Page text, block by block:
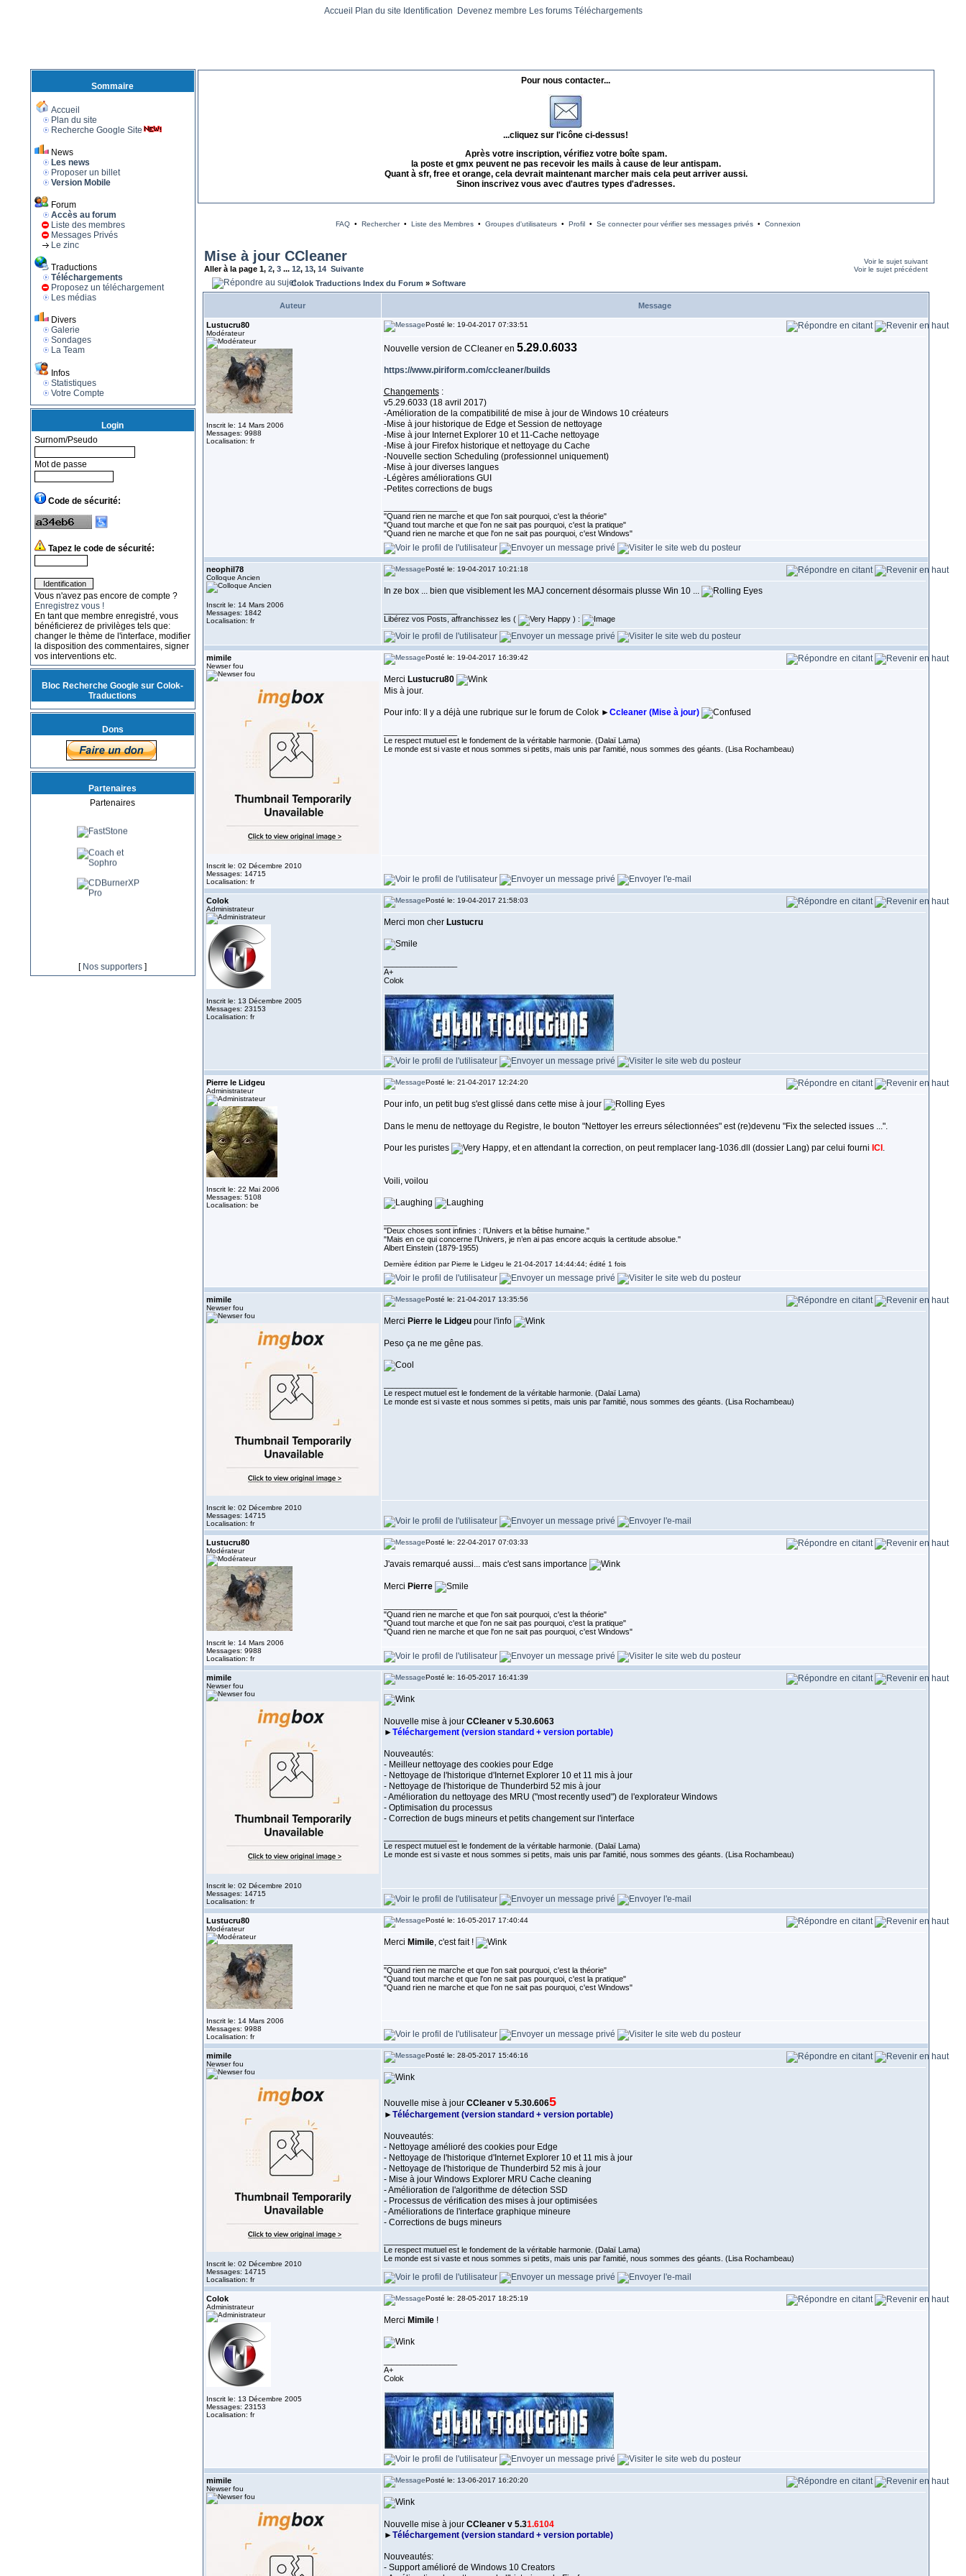
Accueil Plan du site Identification Devenez membre Les forums Téléchargements
Sommaire
Accueil
Plan du site
Recherche Google Site
News
Les news
Proposer un billet
Version Mobile
Forum
Accès au forum
Liste des membres
Messages Privés
Le zinc
Traductions
Téléchargements
Proposez un téléchargement
Les médias
Divers
Galerie
Sondages
La Team
Infos
Statistiques
Votre Compte
Login
Surnom/Pseudo
Mot de passe
Code de sécurité:
Tapez le code de sécurité:
Vous n'avez pas encore de compte ?
Enregistrez vous !
En tant que membre enregistré, vous
bénéficierez de privilèges tels que:
changer le thème de l'interface, modifier
la disposition des commentaires, signer
vos interventions etc.
Bloc Recherche Google sur Colok-
Traductions
Dons
Partenaires
Partenaires
[ Nos supporters ]
Pour nous contacter...
...cliquez sur l'icône ci-dessus!
Après votre inscription, vérifiez votre boîte spam.
la poste et gmx peuvent ne pas recevoir les mails à cause de leur antispam.
Quant à sfr, free et orange, cela devrait maintenant marcher mais cela peut arriver aussi.
Sinon inscrivez vous avec d'autres types d'adresses.
FAQ• Rechercher• Liste des Membres• Groupes d'utilisateurs• Profil• Se connecter pour vérifier ses messages privés• Connexion
Mise à jour CCleaner
Aller à la page 1, 2, 3... 12, 13, 14 Suivante
Voir le sujet suivant
Voir le sujet précédent
Colok Traductions Index du Forum » Software
Auteur Message
Lustucru80
Modérateur
Inscrit le: 14 Mars 2006
Messages: 9988
Localisation: fr
Posté le: 19-04-2017 07:33:51
Nouvelle version de CCleaner en 5.29.0.6033
https://www.piriform.com/ccleaner/builds
Changements:
v5.29.6033 (18 avril 2017)
-Amélioration de la compatibilité de mise à jour de Windows 10 créateurs
-Mise à jour historique de Edge et Session de nettoyage
-Mise à jour Internet Explorer 10 et 11-Cache nettoyage
-Mise à jour Firefox historique et nettoyage du Cache
-Nouvelle section Scheduling (professionnel uniquement)
-Mise à jour diverses langues
-Légères améliorations GUI
-Petites corrections de bugs
"Quand rien ne marche et que l'on sait pourquoi, c'est la théorie"
"Quand tout marche et que l'on ne sait pas pourquoi, c'est la pratique"
"Quand rien ne marche et que l'on ne sait pas pourquoi, c'est Windows"
neophil78
Colloque Ancien
Inscrit le: 14 Mars 2006
Messages: 1842
Localisation: fr
Posté le: 19-04-2017 10:21:18
In ze box ... bien que visiblement les MAJ concernent désormais plusse Win 10 ...
Libérez vos Posts, affranchissez les (
) :
mimile
Newser fou
Inscrit le: 02 Décembre 2010
Messages: 14715
Localisation: fr
Posté le: 19-04-2017 16:39:42
Merci Lustucru80
Mis à jour.
Pour info: Il y a déjà une rubrique sur le forum de Colok ►Ccleaner (Mise à jour)
Le respect mutuel est le fondement de la véritable harmonie. (Dalaï Lama)
Le monde est si vaste et nous sommes si petits, mais unis par l'amitié, nous sommes des géants. (Lisa Rochambeau)
Colok
Administrateur
Inscrit le: 13 Décembre 2005
Messages: 23153
Localisation: fr
Posté le: 19-04-2017 21:58:03
Merci mon cher Lustucru
A+
Colok
Pierre le Lidgeu
Administrateur
Inscrit le: 22 Mai 2006
Messages: 5108
Localisation: be
Posté le: 21-04-2017 12:24:20
Pour info, un petit bug s'est glissé dans cette mise à jour
Dans le menu de nettoyage du Registre, le bouton "Nettoyer les erreurs sélectionnées" est (re)devenu "Fix the selected issues ...".
Pour les puristes , et en attendant la correction, on peut remplacer lang-1036.dll (dossier Lang) par celui fourni ICI .
Voili, voilou
''Deux choses sont infinies : l’Univers et la bêtise humaine."
"Mais en ce qui concerne l’Univers, je n’en ai pas encore acquis la certitude absolue.''
Albert Einstein (1879-1955)
Dernière édition par Pierre le Lidgeu le 21-04-2017 14:44:44; édité 1 fois
mimile
Newser fou
Inscrit le: 02 Décembre 2010
Messages: 14715
Localisation: fr
Posté le: 21-04-2017 13:35:56
Merci Pierre le Lidgeupour l'info
Peso ça ne me gêne pas.
Le respect mutuel est le fondement de la véritable harmonie. (Dalaï Lama)
Le monde est si vaste et nous sommes si petits, mais unis par l'amitié, nous sommes des géants. (Lisa Rochambeau)
Lustucru80
Modérateur
Inscrit le: 14 Mars 2006
Messages: 9988
Localisation: fr
Posté le: 22-04-2017 07:03:33
J'avais remarqué aussi... mais c'est sans importance
Merci Pierre
"Quand rien ne marche et que l'on sait pourquoi, c'est la théorie"
"Quand tout marche et que l'on ne sait pas pourquoi, c'est la pratique"
"Quand rien ne marche et que l'on ne sait pas pourquoi, c'est Windows"
mimile
Newser fou
Inscrit le: 02 Décembre 2010
Messages: 14715
Localisation: fr
Posté le: 16-05-2017 16:41:39
Nouvelle mise à jour CCleaner v 5.30.6063
►Téléchargement (version standard + version portable)
Nouveautés:
- Meilleur nettoyage des cookies pour Edge
- Nettoyage de l'historique d'Internet Explorer 10 et 11 mis à jour
- Nettoyage de l'historique de Thunderbird 52 mis à jour
- Amélioration du nettoyage des MRU ("most recently used") de l'explorateur Windows
- Optimisation du processus
- Correction de bugs mineurs et petits changement sur l'interface
Le respect mutuel est le fondement de la véritable harmonie. (Dalaï Lama)
Le monde est si vaste et nous sommes si petits, mais unis par l'amitié, nous sommes des géants. (Lisa Rochambeau)
Lustucru80
Modérateur
Inscrit le: 14 Mars 2006
Messages: 9988
Localisation: fr
Posté le: 16-05-2017 17:40:44
Merci Mimile, c'est fait !
"Quand rien ne marche et que l'on sait pourquoi, c'est la théorie"
"Quand tout marche et que l'on ne sait pas pourquoi, c'est la pratique"
"Quand rien ne marche et que l'on ne sait pas pourquoi, c'est Windows"
mimile
Newser fou
Inscrit le: 02 Décembre 2010
Messages: 14715
Localisation: fr
Posté le: 28-05-2017 15:46:16
Nouvelle mise à jour CCleaner v 5.30.6065
►Téléchargement (version standard + version portable)
Nouveautés:
- Nettoyage amélioré des cookies pour Edge
- Nettoyage de l'historique d'Internet Explorer 10 et 11 mis à jour
- Nettoyage de l'historique de Thunderbird 52 mis à jour
- Mise à jour Windows Explorer MRU Cache cleaning
- Amélioration de l'algorithme de détection SSD
- Processus de vérification des mises à jour optimisées
- Améliorations de l'interface graphique mineure
- Corrections de bugs mineurs
Le respect mutuel est le fondement de la véritable harmonie. (Dalaï Lama)
Le monde est si vaste et nous sommes si petits, mais unis par l'amitié, nous sommes des géants. (Lisa Rochambeau)
Colok
Administrateur
Inscrit le: 13 Décembre 2005
Messages: 23153
Localisation: fr
Posté le: 28-05-2017 18:25:19
Merci Mimile !
A+
Colok
mimile
Newser fou
Posté le: 13-06-2017 16:20:20
Nouvelle mise à jour CCleaner v 5.31.6104
►Téléchargement (version standard + version portable)
Nouveautés:
- Support amélioré de Windows 10 Creators